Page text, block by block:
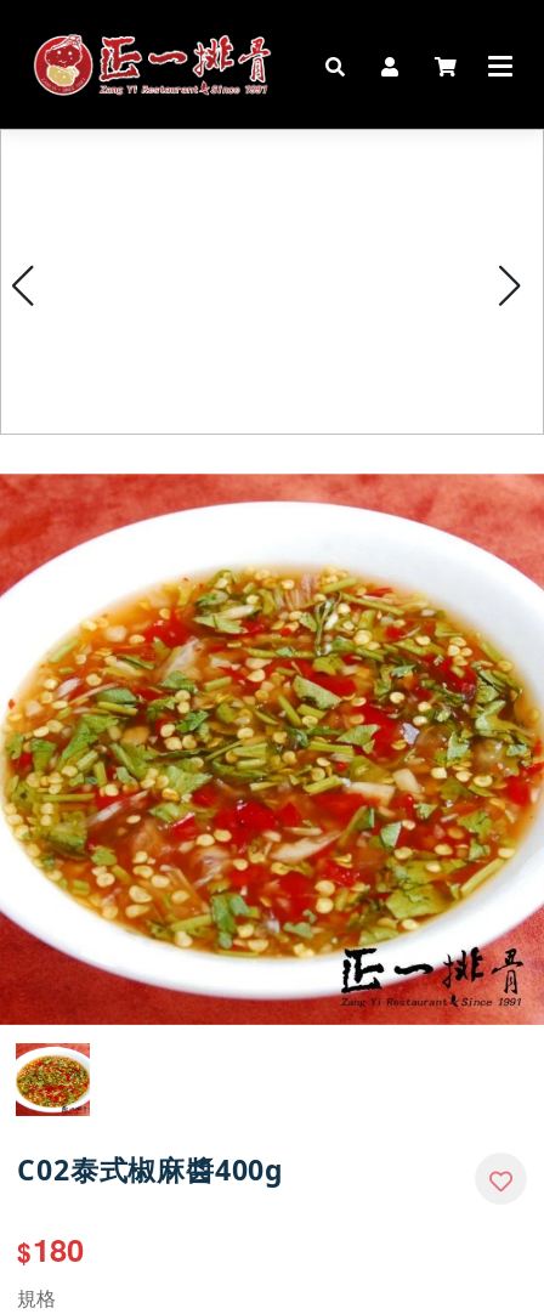
生鮮肉品
更多商品
購物說明
門市資訊
C02泰式椒麻醬400g
$180
規格